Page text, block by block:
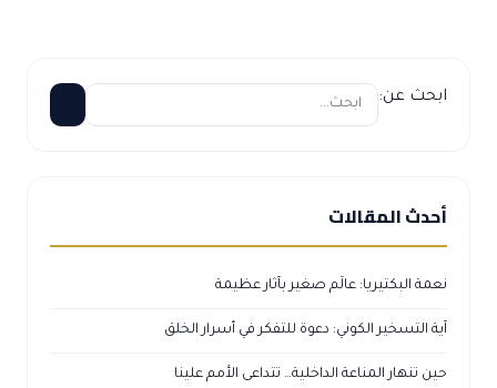
ابحث عن:
أحدث المقالات
نعمة البكتيريا: عالَم صغير بآثار عظيمة
آية التسخير الكوني: دعوة للتفكر في أسرار الخلق
حين تنهار المناعة الداخلية… تتداعى الأمم علينا